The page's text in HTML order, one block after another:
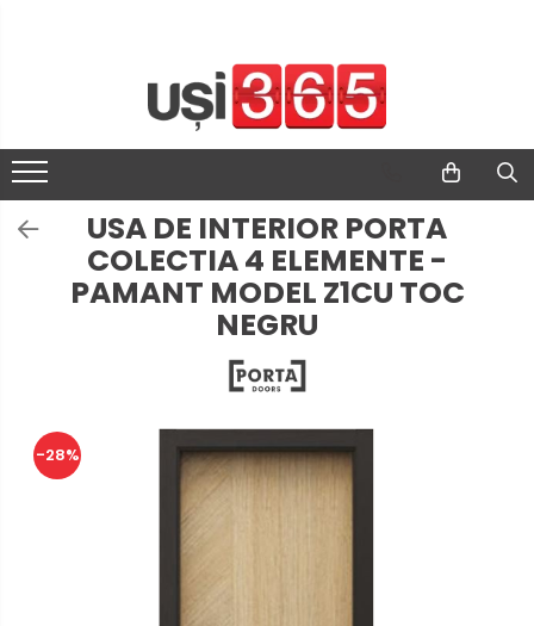
USA DE INTERIOR PORTA
COLECTIA 4 ELEMENTE -
PAMANT MODEL Z1CU TOC
NEGRU
-28%